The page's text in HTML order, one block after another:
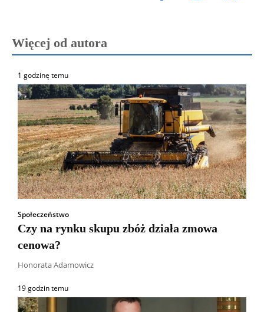
Więcej od autora
1 godzinę temu
Społeczeństwo
Czy na rynku skupu zbóż działa zmowa
cenowa?
Honorata Adamowicz
19 godzin temu